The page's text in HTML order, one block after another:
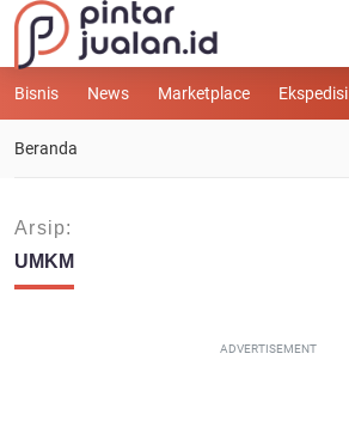
Bisnis News Marketplace Ekspedisi
Beranda
Arsip:
UMKM
ADVERTISEMENT